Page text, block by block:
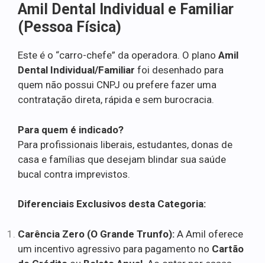
Amil Dental Individual e Familiar
(Pessoa Física)
Este é o “carro-chefe” da operadora. O plano Amil
Dental Individual/Familiar foi desenhado para
quem não possui CNPJ ou prefere fazer uma
contratação direta, rápida e sem burocracia.
Para quem é indicado?
Para profissionais liberais, estudantes, donas de
casa e famílias que desejam blindar sua saúde
bucal contra imprevistos.
Diferenciais Exclusivos desta Categoria:
Carência Zero (O Grande Trunfo): A Amil oferece
um incentivo agressivo para pagamento no Cartão